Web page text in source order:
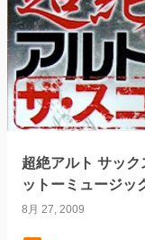
超絶アルト サック
ットーミュージッ
8月 27, 2009